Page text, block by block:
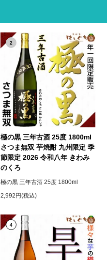
2
極の黒 三年古酒 25度 1800ml
さつま無双 芋焼酎 九州限定 季
節限定 2026 令和八年 きわみ
のくろ
極の黒 三年古酒 25度 1800ml
2,992円(税込)
4